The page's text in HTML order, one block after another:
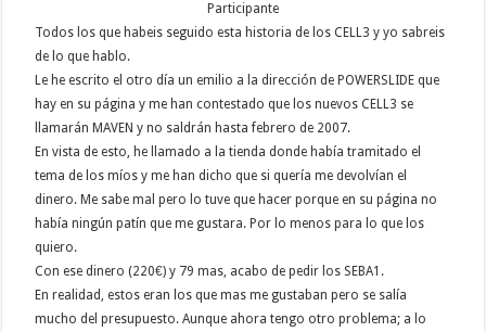
Participante
Todos los que habeis seguido esta historia de los CELL3 y yo sabreis
de lo que hablo.
Le he escrito el otro día un emilio a la dirección de POWERSLIDE que
hay en su página y me han contestado que los nuevos CELL3 se
llamarán MAVEN y no saldrán hasta febrero de 2007.
En vista de esto, he llamado a la tienda donde había tramitado el
tema de los míos y me han dicho que si quería me devolvían el
dinero. Me sabe mal pero lo tuve que hacer porque en su página no
había ningún patín que me gustara. Por lo menos para lo que los
quiero.
Con ese dinero (220€) y 79 mas, acabo de pedir los SEBA1.
En realidad, estos eran los que mas me gustaban pero se salía
mucho del presupuesto. Aunque ahora tengo otro problema; a lo